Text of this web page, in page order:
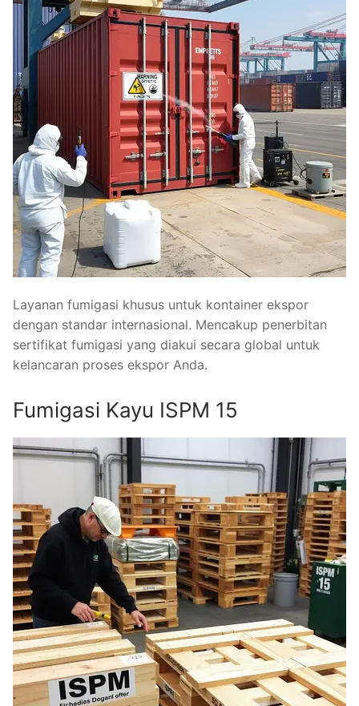
Layanan fumigasi khusus untuk kontainer ekspor
dengan standar internasional. Mencakup penerbitan
sertifikat fumigasi yang diakui secara global untuk
kelancaran proses ekspor Anda.
Fumigasi Kayu ISPM 15